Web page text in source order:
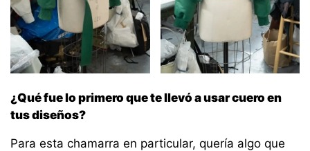
¿Qué fue lo primero que te llevó a usar cuero en
tus diseños?
Para esta chamarra en particular, quería algo que